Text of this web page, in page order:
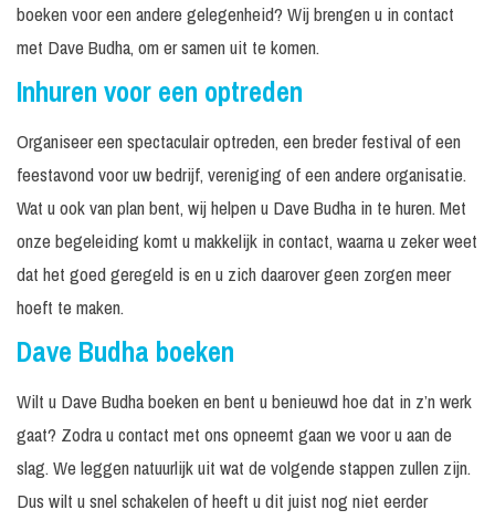
boeken voor een andere gelegenheid? Wij brengen u in contact
met Dave Budha, om er samen uit te komen.
Inhuren voor een optreden
Organiseer een spectaculair optreden, een breder festival of een
feestavond voor uw bedrijf, vereniging of een andere organisatie.
Wat u ook van plan bent, wij helpen u Dave Budha in te huren. Met
onze begeleiding komt u makkelijk in contact, waarna u zeker weet
dat het goed geregeld is en u zich daarover geen zorgen meer
hoeft te maken.
Dave Budha boeken
Wilt u Dave Budha boeken en bent u benieuwd hoe dat in z’n werk
gaat? Zodra u contact met ons opneemt gaan we voor u aan de
slag. We leggen natuurlijk uit wat de volgende stappen zullen zijn.
Dus wilt u snel schakelen of heeft u dit juist nog niet eerder